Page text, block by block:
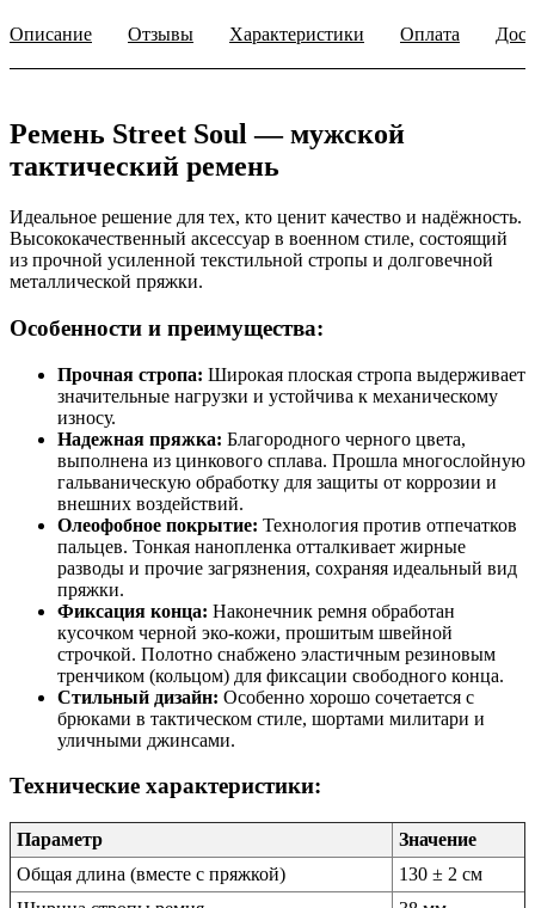
Описание Отзывы Характеристики Оплата
Ремень Street Soul — мужской
тактический ремень
Идеальное решение для тех, кто ценит качество и надёжность.
Высококачественный аксессуар в военном стиле, состоящий
из прочной усиленной текстильной стропы и долговечной
металлической пряжки.
Особенности и преимущества:
Прочная стропа: Широкая плоская стропа выдерживает
значительные нагрузки и устойчива к механическому
износу.
Надежная пряжка: Благородного черного цвета,
выполнена из цинкового сплава. Прошла многослойную
гальваническую обработку для защиты от коррозии и
внешних воздействий.
Олеофобное покрытие: Технология против отпечатков
пальцев. Тонкая нанопленка отталкивает жирные
разводы и прочие загрязнения, сохраняя идеальный вид
пряжки.
Фиксация конца: Наконечник ремня обработан
кусочком черной эко-кожи, прошитым швейной
строчкой. Полотно снабжено эластичным резиновым
тренчиком (кольцом) для фиксации свободного конца.
Стильный дизайн: Особенно хорошо сочетается с
брюками в тактическом стиле, шортами милитари и
уличными джинсами.
Технические характеристики:
Параметр
Значение
Общая длина (вместе с пряжкой)
130 ± 2 см